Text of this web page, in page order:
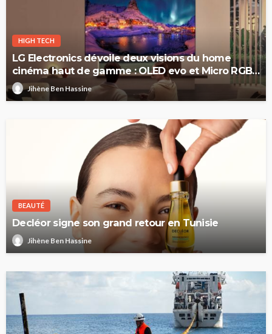
HIGH TECH
LG Electronics dévoile deux visions du home
cinéma haut de gamme : OLED evo et Micro RGB
evoJihène Ben Hassine
BEAUTÉ
Decléor signe son grand retour en Tunisie
Jihène Ben Hassine